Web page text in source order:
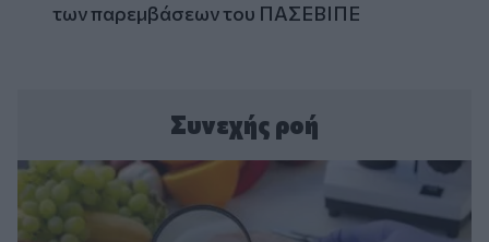
των παρεμβάσεων του ΠΑΣΕΒΙΠΕ
Συνεχής ροή